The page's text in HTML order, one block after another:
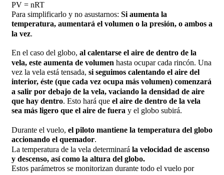
PV = nRT
Para simplificarlo y no asustarnos: Si aumenta la
temperatura, aumentará el volumen o la presión, o ambos a
la vez.
En el caso del globo, al calentarse el aire de dentro de la
vela, este aumenta de volumen hasta ocupar cada rincón. Una
vez la vela está tensada, si seguimos calentando el aire del
interior, éste (que cada vez ocupa más volumen) comenzará
a salir por debajo de la vela, vaciando la densidad de aire
que hay dentro. Esto hará que el aire de dentro de la vela
sea más ligero que el aire de fuera y el globo subirá.
Durante el vuelo, el piloto mantiene la temperatura del globo
accionando el quemador.
La temperatura de la vela determinará la velocidad de ascenso
y descenso, así como la altura del globo.
Estos parámetros se monitorizan durante todo el vuelo por